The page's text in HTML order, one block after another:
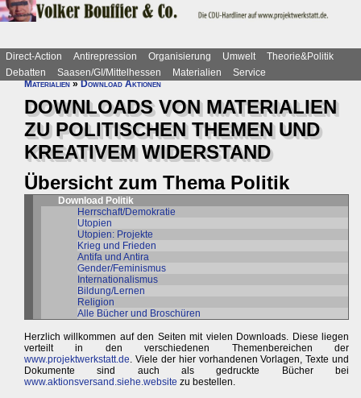
Direct-Action Antirepression Organisierung Umwelt
Theorie&Politik
Debatten
Saasen/GI/Mittelhessen Materialien
Service
Materialien»Download Aktionen
DOWNLOADS VON MATERIALIEN
ZU POLITISCHEN THEMEN UND
KREATIVEM WIDERSTAND
Übersicht zum Thema Politik
Download Politik
Herrschaft/Demokratie
Utopien
Utopien: Projekte
Krieg und Frieden
Antifa und Antira
Gender/Feminismus
Internationalismus
Bildung/Lernen
Religion
Alle Bücher und Broschüren
Herzlich willkommen auf den Seiten mit vielen Downloads. Diese liegen
verteilt in den verschiedenen Themenbereichen der
www.projektwerkstatt.de. Viele der hier vorhandenen Vorlagen, Texte und
Dokumente sind auch als gedruckte Bücher bei
www.aktionsversand.siehe.website zu bestellen.